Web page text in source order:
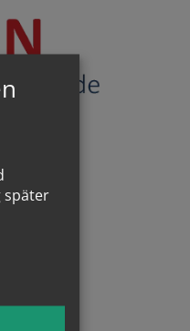
später